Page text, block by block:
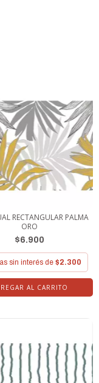
RECTANGULAR PALMA
ORO
$6.900
sin interés de $2.300